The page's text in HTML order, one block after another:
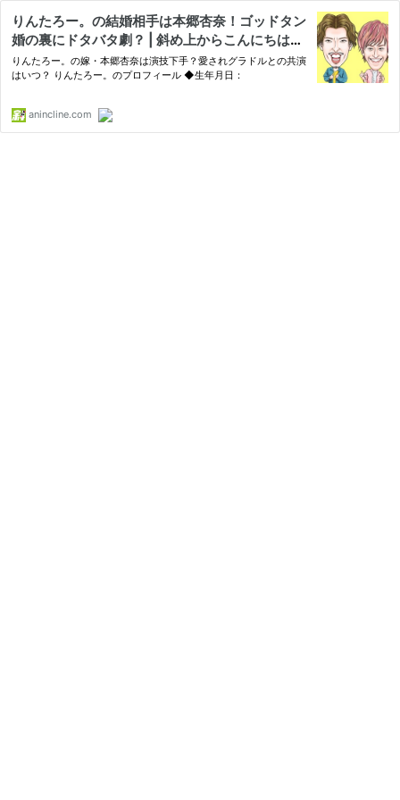
りんたろー。の結婚相手は本郷杏奈！ゴッドタン
婚の裏にドタバタ劇？ | 斜め上からこんにちは
（芸能人、有名人の過去、今、未来を応援するブ
ログ！）
りんたろー。の嫁・本郷杏奈は演技下手？愛されグラドルとの共演
はいつ？ りんたろー。のプロフィール ◆生年月日：
anincline.com